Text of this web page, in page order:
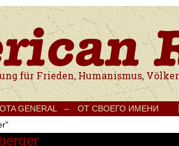
Humanismus, Völkerverständigung und
GENERAL – ОТ СВОЕГО ИМЕНИ